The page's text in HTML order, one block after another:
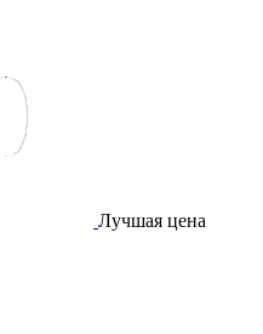
Лучшая цена